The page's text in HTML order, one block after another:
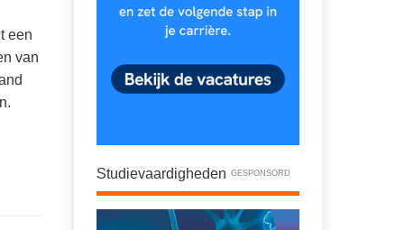
een
van
Studievaardigheden GESPONSORD